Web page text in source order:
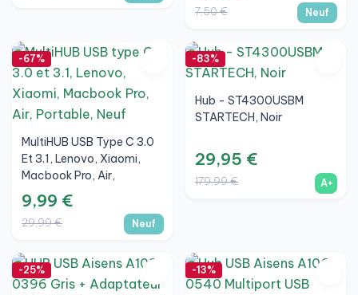
7,50 € Neuf
-67%
MultiHUB USB Type C 3.0
Et 3.1, Lenovo, Xiaomi,
Macbook Pro, Air,
Portable, Neuf
9,99 €
29,99 € Neuf
-83%
Hub - ST4300USBM
STARTECH, Noir
29,95 €
179,99 € A+
-25% -13%